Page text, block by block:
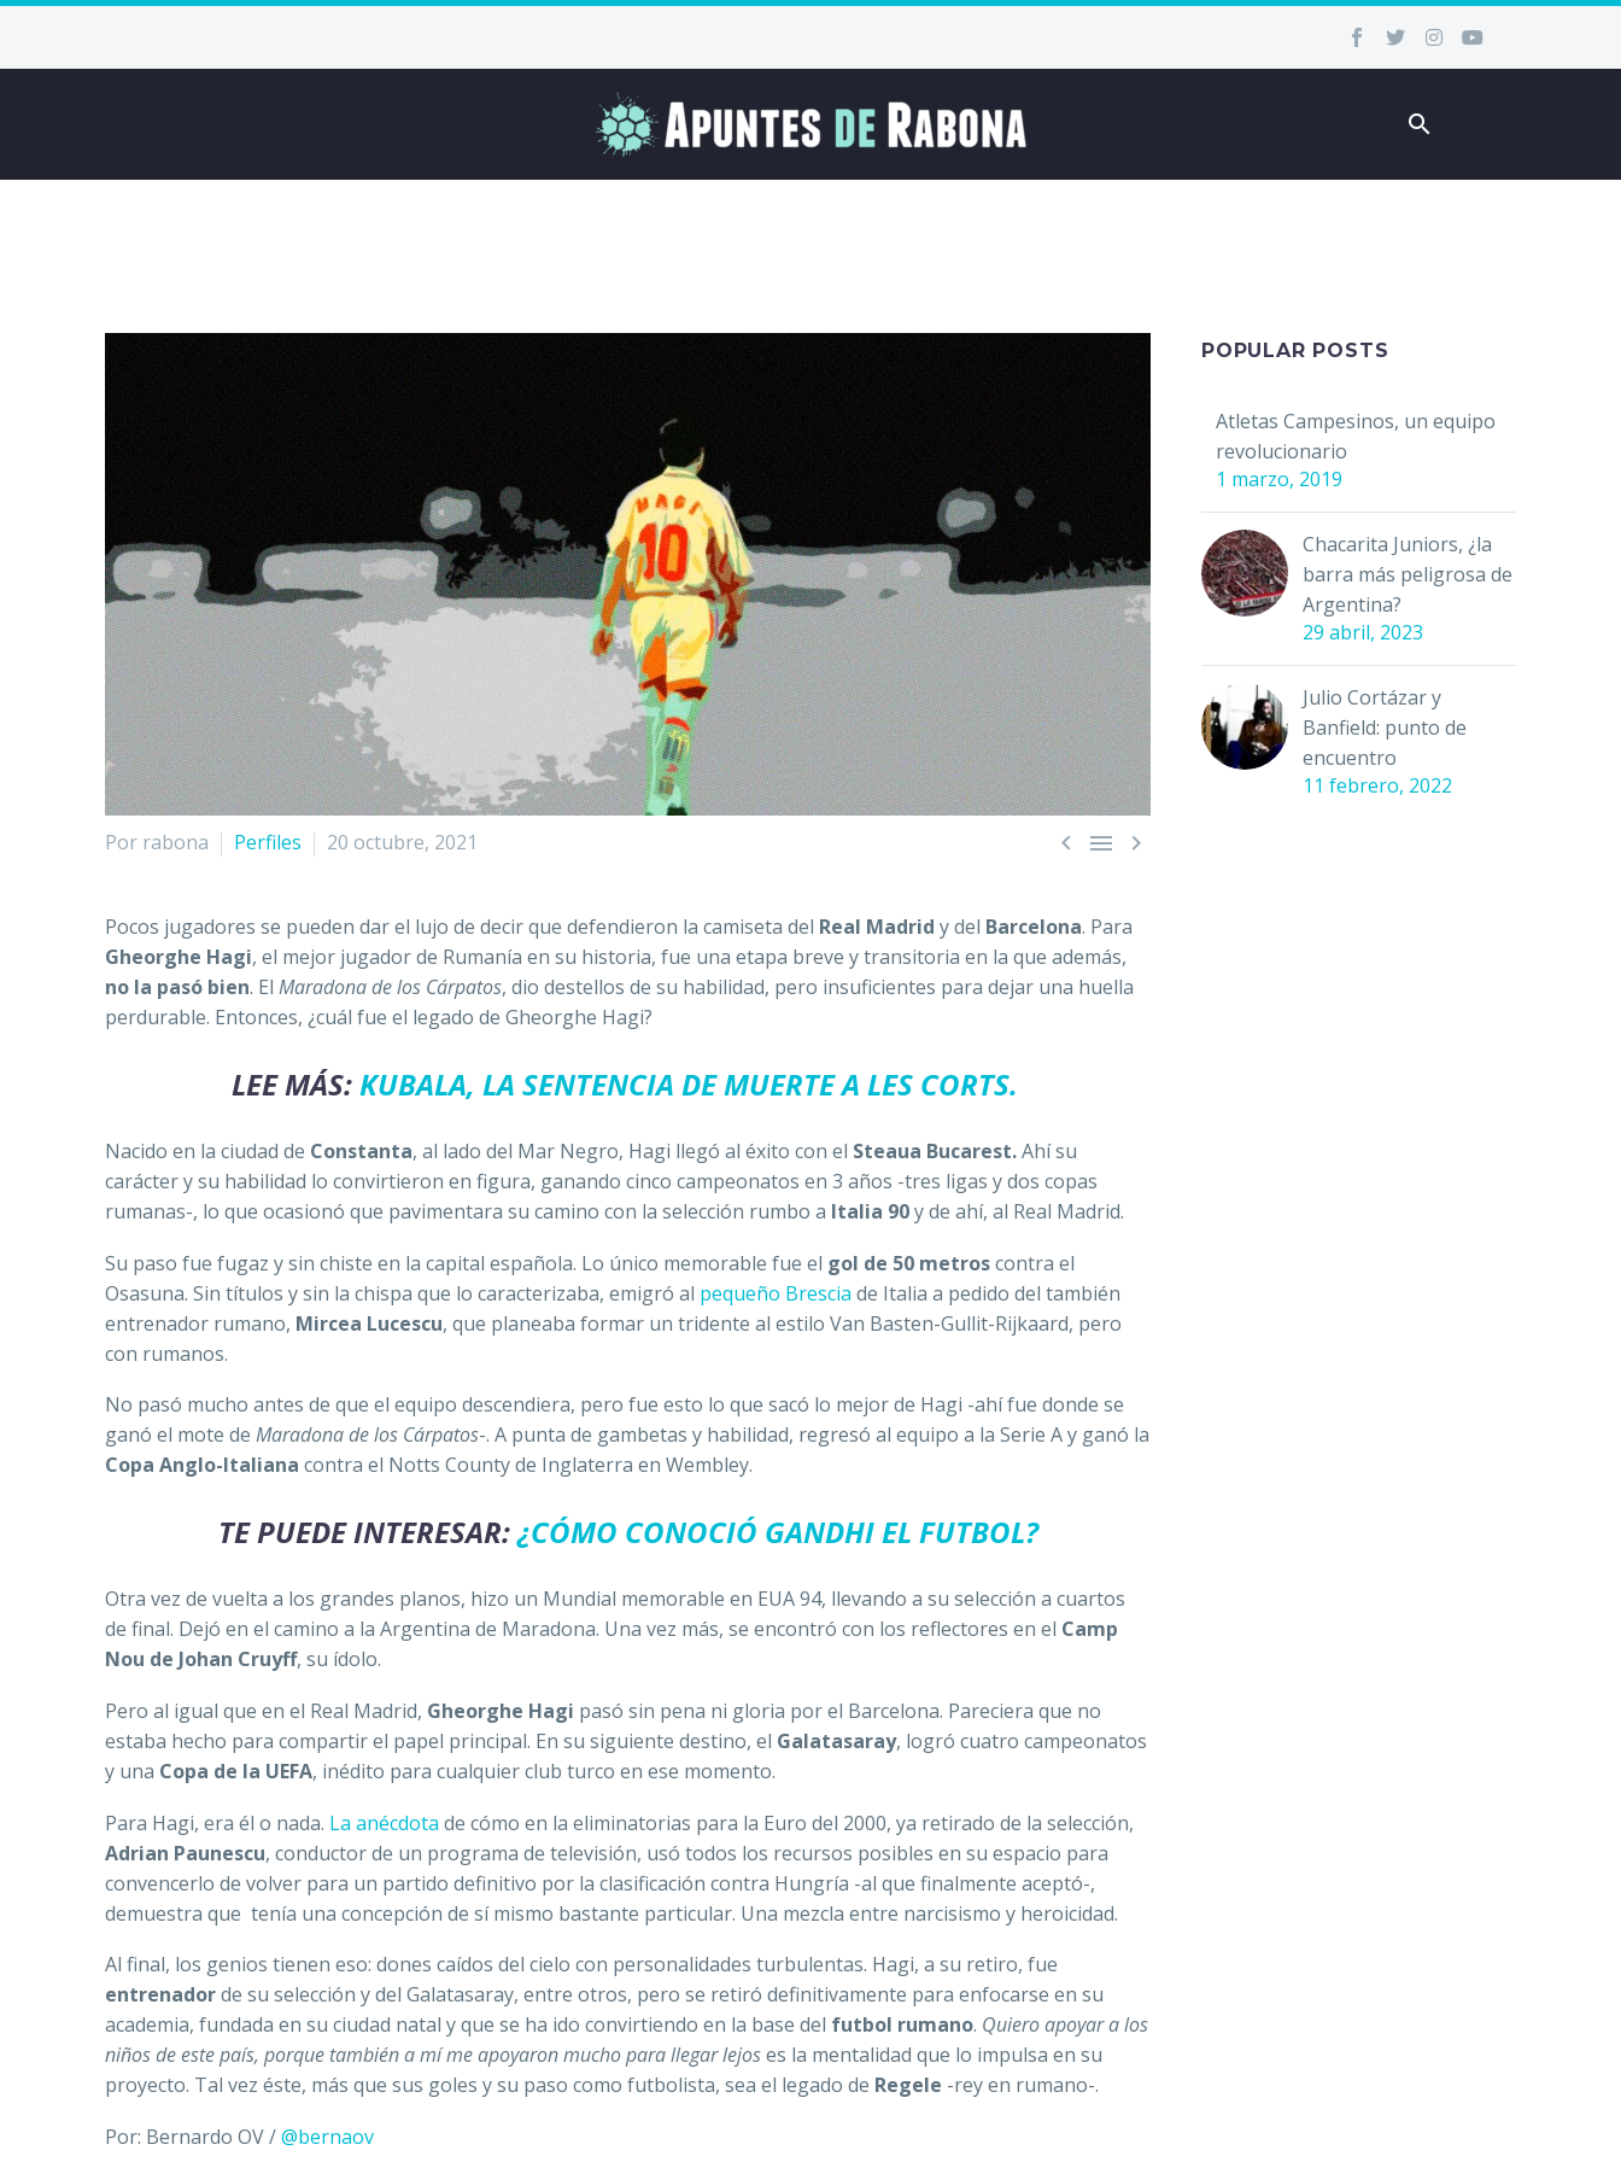
  
Por rabona Perfiles 20 octubre, 2021
Pocos jugadores se pueden dar el lujo de decir que defendieron la camiseta del Real Madrid y del Barcelona. Para
Gheorghe Hagi, el mejor jugador de Rumanía en su historia, fue una etapa breve y transitoria en la que además,
no la pasó bien. El Maradona de los Cárpatos, dio destellos de su habilidad, pero insuficientes para dejar una huella
perdurable. Entonces, ¿cuál fue el legado de Gheorghe Hagi?
LEE MÁS:KUBALA, LA SENTENCIA DE MUERTE A LES CORTS.
Nacido en la ciudad de Constanta, al lado del Mar Negro, Hagi llegó al éxito con el Steaua Bucarest.Ahí su
carácter y su habilidad lo convirtieron en figura, ganando cinco campeonatos en 3 años -tres ligas y dos copas
rumanas-, lo que ocasionó que pavimentara su camino con la selección rumbo a Italia 90y de ahí, al Real Madrid.
Su paso fue fugaz y sin chiste en la capital española. Lo único memorable fue el gol de 50 metroscontra el
Osasuna. Sin títulos y sin la chispa que lo caracterizaba, emigró al pequeño Brescia de Italia a pedido del también
entrenador rumano, Mircea Lucescu, que planeaba formar un tridente al estilo Van Basten-Gullit-Rijkaard, pero
con rumanos.
No pasó mucho antes de que el equipo descendiera, pero fue esto lo que sacó lo mejor de Hagi -ahí fue donde se
ganó el mote de Maradona de los Cárpatos-. A punta de gambetas y habilidad, regresó al equipo a la Serie A y ganó la
Copa Anglo-Italiana contra el Notts County de Inglaterra en Wembley.
TE PUEDE INTERESAR:¿CÓMO CONOCIÓ GANDHI EL FUTBOL?
Otra vez de vuelta a los grandes planos, hizo un Mundial memorable en EUA 94, llevando a su selección a cuartos
de final. Dejó en el camino a la Argentina de Maradona. Una vez más, se encontró con los reflectores en el Camp
Nou de Johan Cruyff, su ídolo.
Pero al igual que en el Real Madrid, Gheorghe Hagi pasó sin pena ni gloria por el Barcelona. Pareciera que no
estaba hecho para compartir el papel principal. En su siguiente destino, el Galatasaray, logró cuatro campeonatos
y una Copa de la UEFA, inédito para cualquier club turco en ese momento.
Para Hagi, era él o nada. La anécdota de cómo en la eliminatorias para la Euro del 2000, ya retirado de la selección,
Adrian Paunescu, conductor de un programa de televisión, usó todos los recursos posibles en su espacio para
convencerlo de volver para un partido definitivo por la clasificación contra Hungría -al que finalmente aceptó-,
demuestra que tenía una concepción de sí mismo bastante particular. Una mezcla entre narcisismo y heroicidad.
Al final, los genios tienen eso: dones caídos del cielo con personalidades turbulentas. Hagi, a su retiro, fue
entrenadorde su selección y del Galatasaray, entre otros, pero se retiró definitivamente para enfocarse en su
academia, fundada en su ciudad natal y que se ha ido convirtiendo en la base del futbol rumano. Quiero apoyar a los
niños de este país, porque también a mí me apoyaron mucho para llegar lejoses la mentalidad que lo impulsa en su
proyecto. Tal vez éste, más que sus goles y su paso como futbolista, sea el legado de Regele -rey en rumano-.
Por: Bernardo OV /@bernaov
POPULAR POSTS
Atletas Campesinos, un equipo
revolucionario
1 marzo, 2019
Chacarita Juniors, ¿la
barra más peligrosa de
Argentina?
29 abril, 2023
Julio Cortázar y
Banfield: punto de
encuentro
11 febrero, 2022